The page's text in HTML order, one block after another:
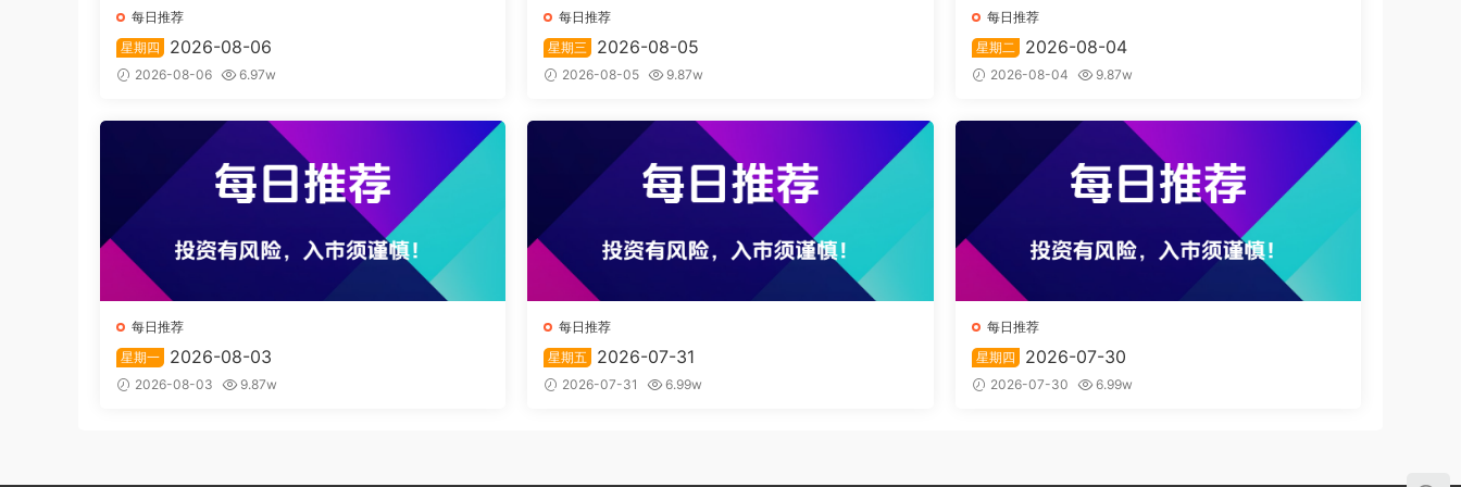
每日推荐
星期四
2026-08-06
2026-08-06 6.97w
每日推荐
星期三
2026-08-05
2026-08-05 9.87w
每日推荐
星期二
2026-08-04
2026-08-04 9.87w
每日推荐
星期一
2026-08-03
2026-08-03 9.87w
每日推荐
星期五
2026-07-31
2026-07-31 6.99w
每日推荐
星期四
2026-07-30
2026-07-30 6.99w